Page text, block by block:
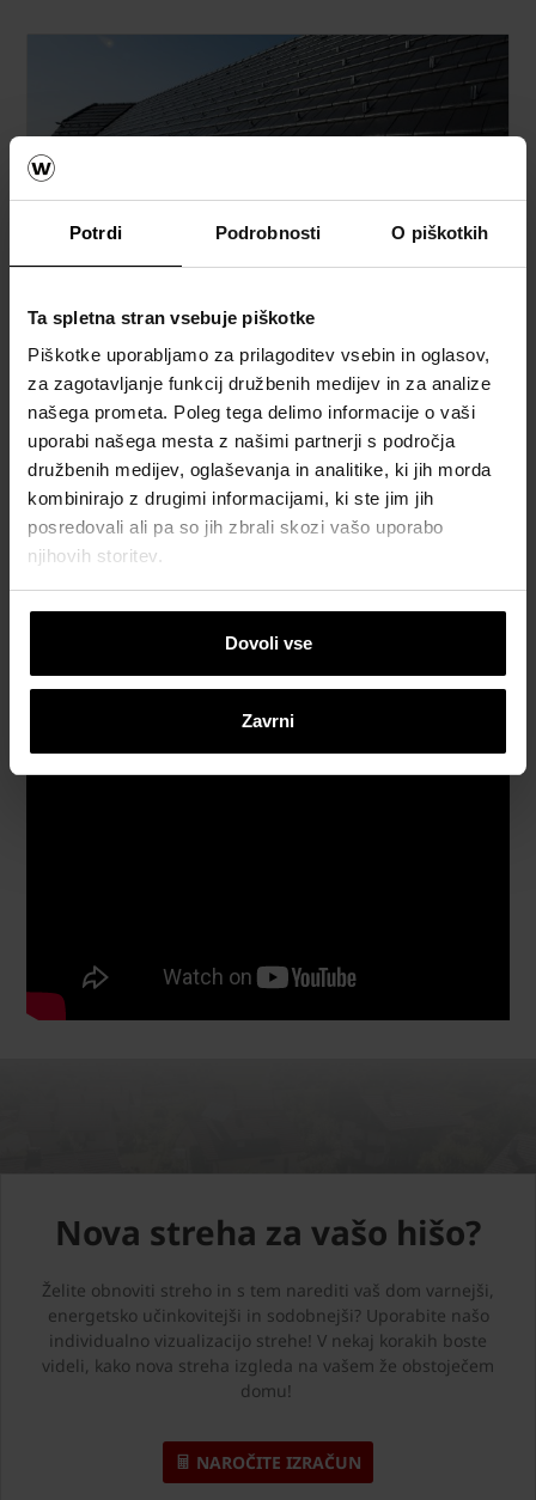
Potrdi Podrobnosti O piškotkih
Ta spletna stran vsebuje piškotke
Piškotke uporabljamo za prilagoditev vsebin in oglasov,
za zagotavljanje funkcij družbenih medijev in za analize
našega prometa. Poleg tega delimo informacije o vaši
uporabi našega mesta z našimi partnerji s področja
družbenih medijev, oglaševanja in analitike, ki jih morda
kombinirajo z drugimi informacijami, ki ste jim jih
posredovali ali pa so jih zbrali skozi vašo uporabo
njihovih storitev.
Dovoli vse
Zavrni
Kalkulator za izračun strehe
Naročite brezplačni izračun material
Naročite brezplačni vzorec strešnika
How to video napotki
Katalogi, brošure in tehnična
dokumentacija
Nova streha za vašo hišo?
Želite obnoviti streho in s tem narediti vaš dom varnejši,
energetsko učinkovitejši in sodobnejši? Uporabite našo
individualno vizualizacijo strehe! V nekaj korakih boste
videli, kako nova streha izgleda na vašem že obstoječem
domu!
NAROČITE IZRAČUN